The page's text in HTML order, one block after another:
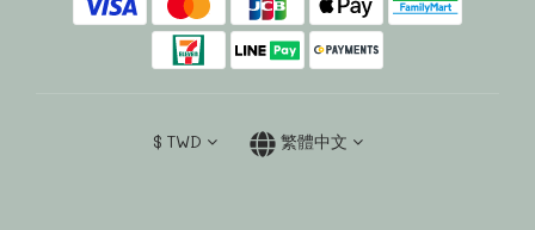
$ TWD 繁體中文